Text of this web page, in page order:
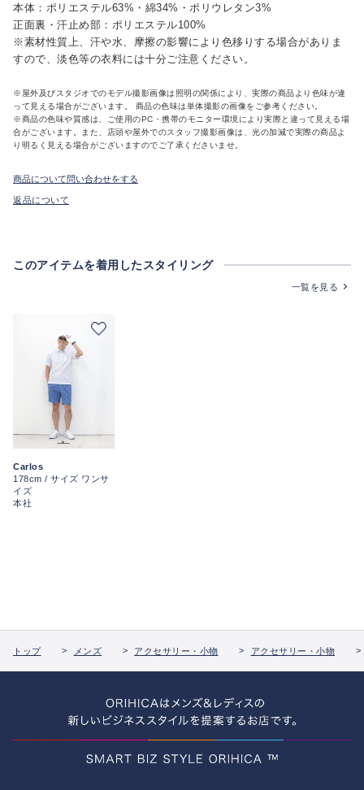
本体：ポリエステル63%・綿34%・ポリウレタン3%
正面裏・汗止め部：ポリエステル100%
※素材性質上、汗や水、摩擦の影響により色移りする場合がありま
すので、淡色等の衣料には十分ご注意ください。
※屋外及びスタジオでのモデル撮影画像は照明の関係により、実際の商品より色味が違
って見える場合がございます。 商品の色味は単体撮影の画像をご参考ください。
※商品の色味や質感は、ご使用のPC・携帯のモニター環境により実際と違って見える場
合がございます。また、店頭や屋外でのスタッフ撮影画像は、光の加減で実際の商品よ
り明るく見える場合がございますのでご了承くださいませ。
商品について問い合わせをする
返品について
このアイテムを着用したスタイリング
一覧を見る
Carlos
178cm / サイズ ワンサ
イズ
本社
トップ メンズ アクセサリー・小物 アクセサリー・小物